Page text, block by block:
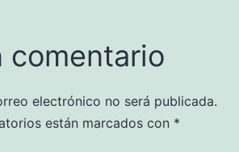
comentario
electrónico no será publicada.
están marcados con *